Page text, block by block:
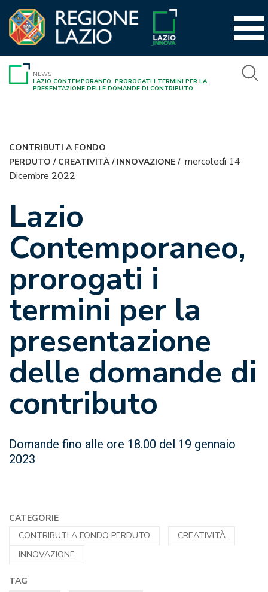
contenuto
NEWS
LAZIO CONTEMPORANEO, PROROGATI I TERMINI PER LA
PRESENTAZIONE DELLE DOMANDE DI CONTRIBUTO
CONTRIBUTI A FONDO
PERDUTO / CREATIVITÀ/ INNOVAZIONE/ mercoledì 14
Dicembre 2022
Lazio
Contemporaneo,
prorogati i
termini per la
presentazione
delle domande di
contributo
Domande fino alle ore 18.00 del 19 gennaio
2023
CATEGORIE
CONTRIBUTI A FONDO PERDUTO
CREATIVITÀ
INNOVAZIONE
TAG